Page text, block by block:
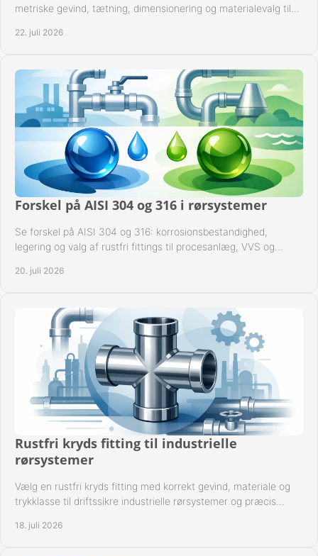
metriske gevind, tætning, dimensionering og materialevalg til
22. juli 2026
Forskel på AISI 304 og 316 i rørsystemer
Se forskel på AISI 304 og 316: korrosionsbestandighed,
legering og valg af rustfri fittings til procesanlæg, VVS og
20. juli 2026
Rustfri kryds fitting til industrielle
rørsystemer
Vælg en rustfri kryds fitting med korrekt gevind, materiale og
trykklasse til driftssikre industrielle rørsystemer og præcis
18. juli 2026